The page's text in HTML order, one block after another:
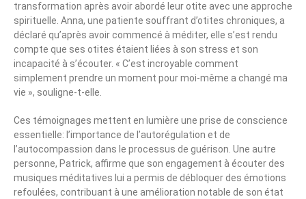
transformation après avoir abordé leur otite avec une approche
spirituelle. Anna, une patiente souffrant d’otites chroniques, a
déclaré qu’après avoir commencé à méditer, elle s’est rendu
compte que ses otites étaient liées à son stress et son
incapacité à s’écouter. « C’est incroyable comment
simplement prendre un moment pour moi-même a changé ma
vie », souligne-t-elle.
Ces témoignages mettent en lumière une prise de conscience
essentielle: l’importance de l’autorégulation et de
l’autocompassion dans le processus de guérison. Une autre
personne, Patrick, affirme que son engagement à écouter des
musiques méditatives lui a permis de débloquer des émotions
refoulées, contribuant à une amélioration notable de son état